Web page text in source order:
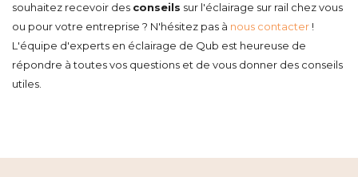
souhaitez recevoir des conseils sur l'éclairage sur rail chez vous
ou pour votre entreprise ? N'hésitez pas à nous contacter !
L'équipe d'experts en éclairage de Qub est heureuse de
répondre à toutes vos questions et de vous donner des conseils
utiles.